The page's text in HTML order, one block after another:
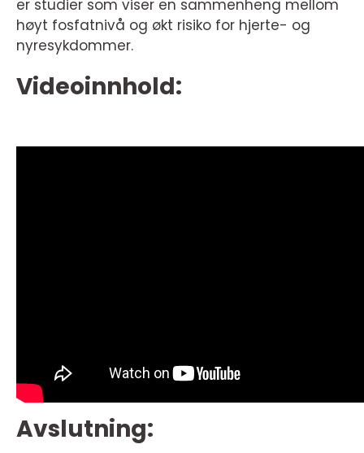
er studier som viser en sammenheng mellom
høyt fosfatnivå og økt risiko for hjerte- og
nyresykdommer.
Videoinnhold:
Avslutning: